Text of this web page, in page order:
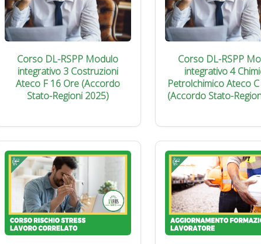
Corso DL-RSPP Modulo
integrativo 3 Costruzioni
Ateco F 16 Ore (Accordo
Stato-Regioni 2025)
Corso DL-RSPP
integrativo 4
Petrolchimico Ateco
(Accordo Stato-